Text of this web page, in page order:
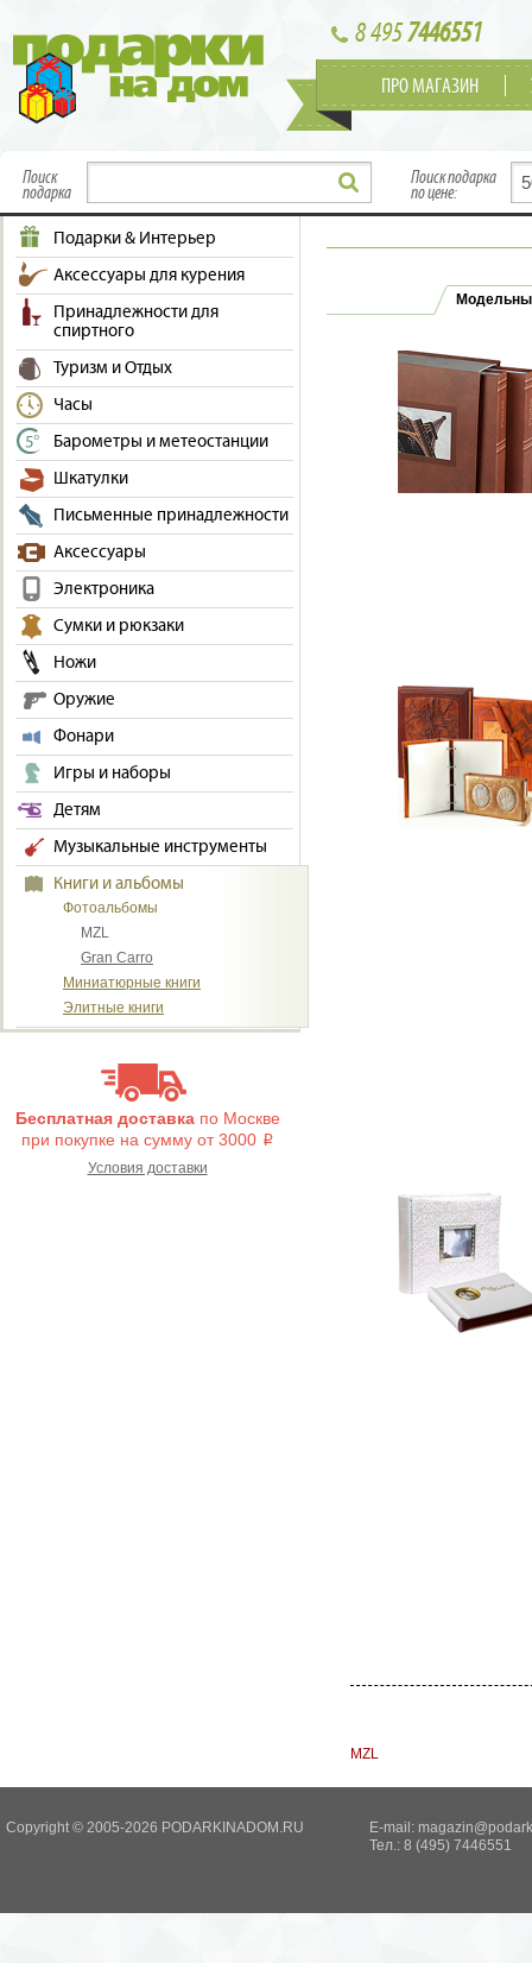
8 4957446551
ПРО МАГАЗИН
Поиск
подарка
Поиск подарка
по цене:
Подарки & Интерьер
Аксессуары для курения
Принадлежности для
спиртного
Туризм и Отдых
Часы
Барометры и метеостанции
Шкатулки
Письменные принадлежности
Аксессуары
Электроника
Сумки и рюкзаки
Ножи
Оружие
Фонари
Игры и наборы
Детям
Музыкальные инструменты
Книги и альбомы
Фотоальбомы
MZL
Gran Carro
Миниатюрные книги
Элитные книги
Бесплатная доставкапо Москве
при покупке на сумму от 3000 i
Условия доставки
MZL
Copyright © 2005-2026 PODARKINADOM.RU E-mail:
Тел.: 8 (495) 7446551